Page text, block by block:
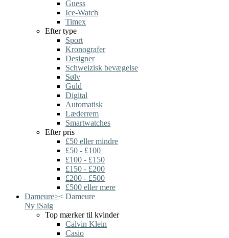
Guess
Ice-Watch
Timex
Efter type
Sport
Kronografer
Designer
Schweizisk bevægelse
Sølv
Guld
Digital
Automatisk
Læderrem
Smartwatches
Efter pris
£50 eller mindre
£50 - £100
£100 - £150
£150 - £200
£200 - £500
£500 eller mere
Dameure>< Dameure
Ny iSalg
Top mærker til kvinder
Calvin Klein
Casio